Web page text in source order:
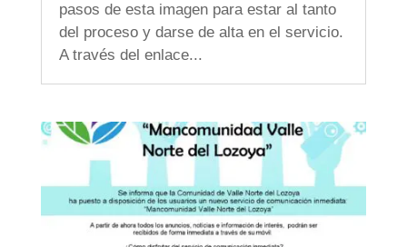
pasos de esta imagen para estar al tanto
del proceso y darse de alta en el servicio.
A través del enlace...